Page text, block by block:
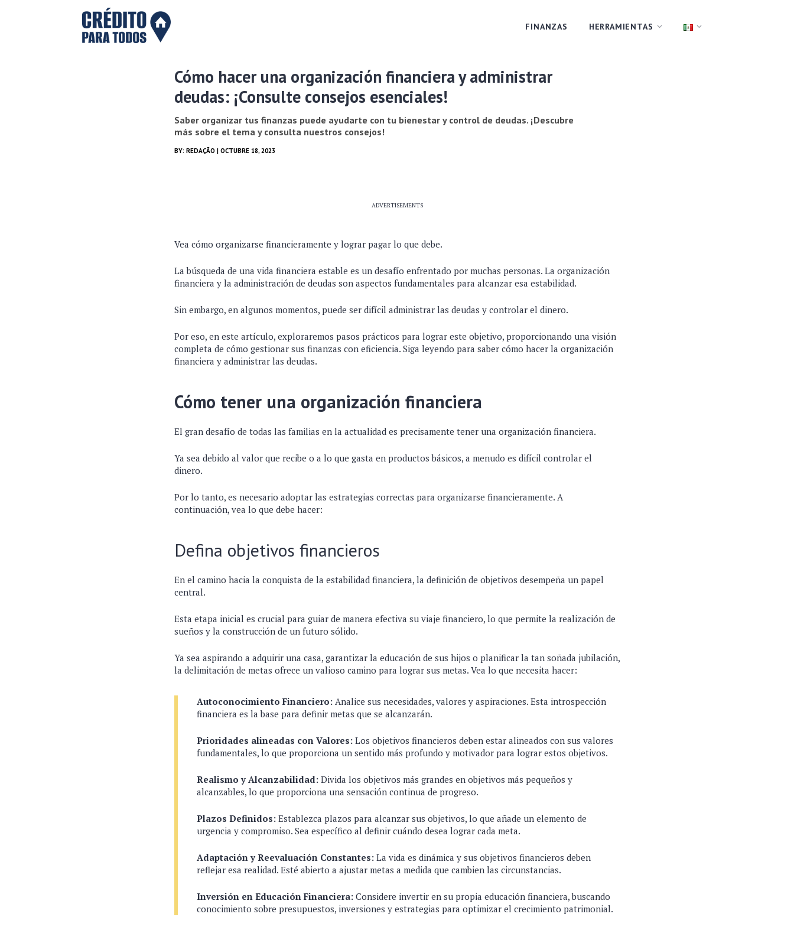
FINANZAS HERRAMIENTAS
Cómo hacer una organización financiera y administrar
deudas: ¡Consulte consejos esenciales!
Saber organizar tus finanzas puede ayudarte con tu bienestar y control de deudas. ¡Descubre
más sobre el tema y consulta nuestros consejos!
BY: REDAÇÃO | OCTUBRE 18, 2023
ADVERTISEMENTS
Vea cómo organizarse financieramente y lograr pagar lo que debe.
La búsqueda de una vida financiera estable es un desafío enfrentado por muchas personas. La organización
financiera y la administración de deudas son aspectos fundamentales para alcanzar esa estabilidad.
Sin embargo, en algunos momentos, puede ser difícil administrar las deudas y controlar el dinero.
Por eso, en este artículo, exploraremos pasos prácticos para lograr este objetivo, proporcionando una visión
completa de cómo gestionar sus finanzas con eficiencia. Siga leyendo para saber cómo hacer la organización
financiera y administrar las deudas.
Cómo tener una organización financiera
El gran desafío de todas las familias en la actualidad es precisamente tener una organización financiera.
Ya sea debido al valor que recibe o a lo que gasta en productos básicos, a menudo es difícil controlar el
dinero.
Por lo tanto, es necesario adoptar las estrategias correctas para organizarse financieramente. A
continuación, vea lo que debe hacer:
Defina objetivos financieros
En el camino hacia la conquista de la estabilidad financiera, la definición de objetivos desempeña un papel
central.
Esta etapa inicial es crucial para guiar de manera efectiva su viaje financiero, lo que permite la realización de
sueños y la construcción de un futuro sólido.
Ya sea aspirando a adquirir una casa, garantizar la educación de sus hijos o planificar la tan soñada jubilación,
la delimitación de metas ofrece un valioso camino para lograr sus metas. Vea lo que necesita hacer:
Autoconocimiento Financiero: Analice sus necesidades, valores y aspiraciones. Esta introspección
financiera es la base para definir metas que se alcanzarán.
Prioridades alineadas con Valores: Los objetivos financieros deben estar alineados con sus valores
fundamentales, lo que proporciona un sentido más profundo y motivador para lograr estos objetivos.
Realismo y Alcanzabilidad: Divida los objetivos más grandes en objetivos más pequeños y
alcanzables, lo que proporciona una sensación continua de progreso.
Plazos Definidos: Establezca plazos para alcanzar sus objetivos, lo que añade un elemento de
urgencia y compromiso. Sea específico al definir cuándo desea lograr cada meta.
Adaptación y Reevaluación Constantes: La vida es dinámica y sus objetivos financieros deben
reflejar esa realidad. Esté abierto a ajustar metas a medida que cambien las circunstancias.
Inversión en Educación Financiera: Considere invertir en su propia educación financiera, buscando
conocimiento sobre presupuestos, inversiones y estrategias para optimizar el crecimiento patrimonial.